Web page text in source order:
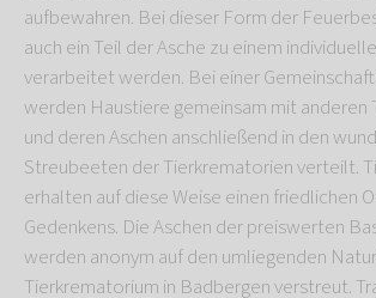
aufbewahren. Bei dieser Form der
auch ein Teil der Asche zu einem
verarbeitet werden. Bei einer
werden Haustiere gemeinsam mit anderen
und deren Aschen anschließend in den
Streubeeten der Tierkrematorien verteilt.
erhalten auf diese Weise einen friedlichen
Gedenkens. Die Aschen der preiswerten
werden anonym auf den umliegenden
Tierkrematorium in Badbergen verstreut.